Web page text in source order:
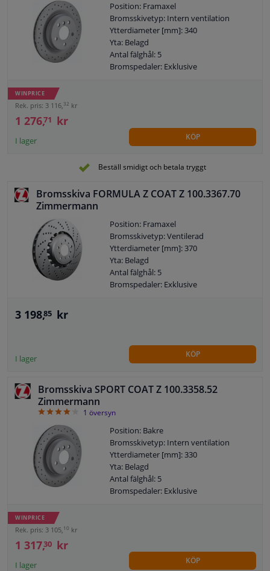
Position: Framaxel
Bromsskivetyp: Intern ventilation
Ytterdiameter [mm]: 340
Yta: Belagd
Antal fälghål: 5
Bromspedaler: Exklusive
WINPRICE
Rek. pris: 3 116,32 kr
1 276,71 kr
I lager KÖP
Beställ smidigt och betala tryggt
Bromsskiva FORMULA Z COAT Z 100.3367.70
Zimmermann
Position: Framaxel
Bromsskivetyp: Ventilerad
Ytterdiameter [mm]: 370
Yta: Belagd
Antal fälghål: 5
Bromspedaler: Exklusive
3 198,85 kr
I lager KÖP
Bromsskiva SPORT COAT Z 100.3358.52
Zimmermann
41 översyn
Position: Bakre
Bromsskivetyp: Intern ventilation
Ytterdiameter [mm]: 330
Yta: Belagd
Antal fälghål: 5
Bromspedaler: Exklusive
WINPRICE
Rek. pris: 3 105, 10 kr
1 317,30 kr
I lager KÖP